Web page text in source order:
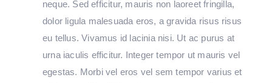
neque. Sed efficitur, mauris non laoreet fringilla,
dolor ligula malesuada eros, a gravida risus risus
eu tellus. Vivamus id lacinia nisi. Ut ac purus at
urna iaculis efficitur. Integer tempor ut mauris vel
egestas. Morbi vel eros vel sem tempor varius et